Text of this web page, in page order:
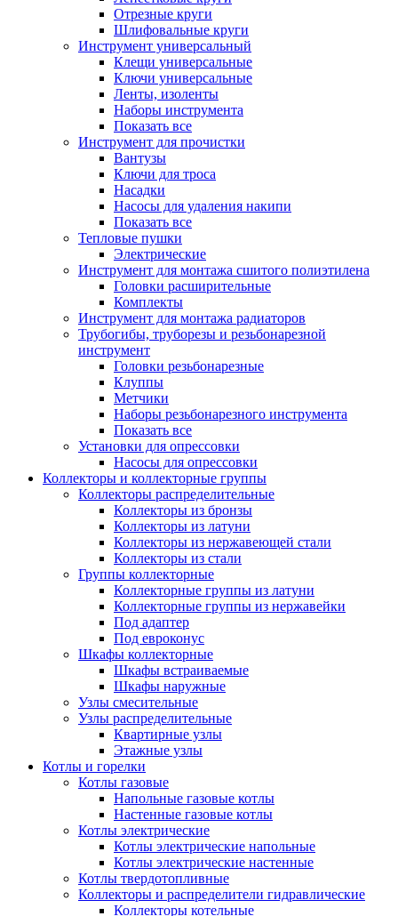
Отрезные круги
Шлифовальные круги
Инструмент универсальный
Клещи универсальные
Ключи универсальные
Ленты, изоленты
Наборы инструмента
Показать все
Инструмент для прочистки
Вантузы
Ключи для троса
Насадки
Насосы для удаления накипи
Показать все
Тепловые пушки
Электрические
Инструмент для монтажа сшитого полиэтилена
Головки расширительные
Комплекты
Инструмент для монтажа радиаторов
Трубогибы, труборезы и резьбонарезной
инструмент
Головки резьбонарезные
Клуппы
Метчики
Наборы резьбонарезного инструмента
Показать все
Установки для опрессовки
Насосы для опрессовки
Коллекторы и коллекторные группы
Коллекторы распределительные
Коллекторы из бронзы
Коллекторы из латуни
Коллекторы из нержавеющей стали
Коллекторы из стали
Группы коллекторные
Коллекторные группы из латуни
Коллекторные группы из нержавейки
Под адаптер
Под евроконус
Шкафы коллекторные
Шкафы встраиваемые
Шкафы наружные
Узлы смесительные
Узлы распределительные
Квартирные узлы
Этажные узлы
Котлы и горелки
Котлы газовые
Напольные газовые котлы
Настенные газовые котлы
Котлы электрические
Котлы электрические напольные
Котлы электрические настенные
Котлы твердотопливные
Коллекторы и распределители гидравлические
Коллекторы котельные